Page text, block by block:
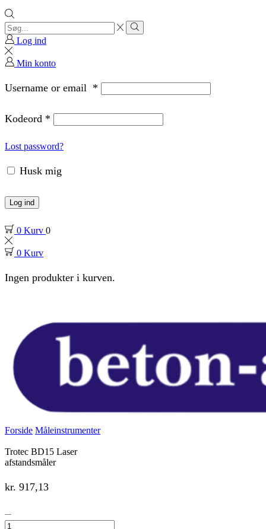
Search
input
Search
Log ind
Min konto
Username or email *
Kodeord *
Lost password?
Husk mig
Log ind
0 Kurv 0
0 Kurv
Ingen produkter i kurven.
Forside Måleinstrumenter
Trotec BD15 Laser
afstandsmåler
kr. 917,13
Trotec